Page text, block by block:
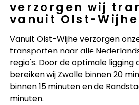
verzorgen wij
vanuit Olst-
Vanuit Olst-Wijhe verzorgen
transporten naar alle
regio's. Door de optimale ligging
bereiken wij Zwolle binnen 20
binnen 15 minuten en de
minuten.